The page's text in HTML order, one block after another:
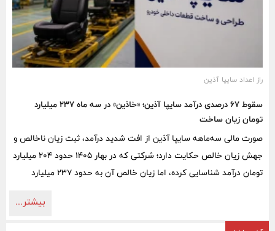
راز اعداد سایپا آذین
سقوط ۶۷ درصدی درآمد سایپا آذین؛ «خاذین» در سه ماه ۲۳۷ میلیارد
تومان زیان ساخت
صورت مالی سه‌ماهه سایپا آذین از افت شدید درآمد، ثبت زیان ناخالص و
جهش زیان خالص حکایت دارد؛ شرکتی که در بهار ۱۴۰۵ حدود ۲۰۴ میلیارد
تومان درآمد شناسایی کرده، اما زیان خالص آن به حدود ۲۳۷ میلیارد
بیشتر...